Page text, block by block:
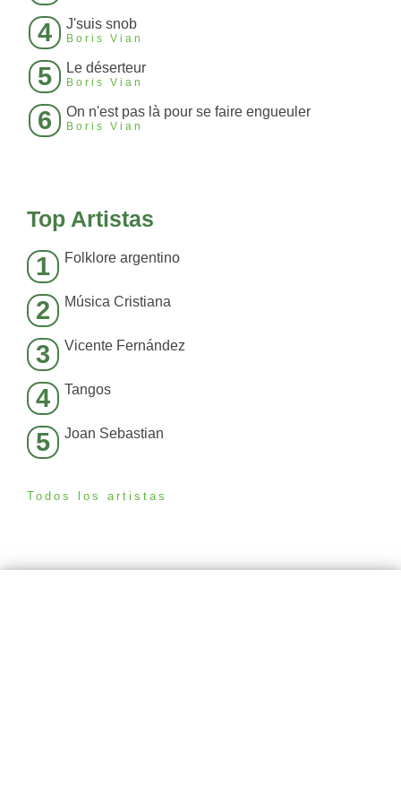
4 J'suis snob
Boris Vian
5 Le déserteur
Boris Vian
6 On n'est pas là pour se faire engueuler
Boris Vian
Top Artistas
1 Folklore argentino
2 Música Cristiana
3 Vicente Fernández
4 Tangos
5 Joan Sebastian
Todos los artistas